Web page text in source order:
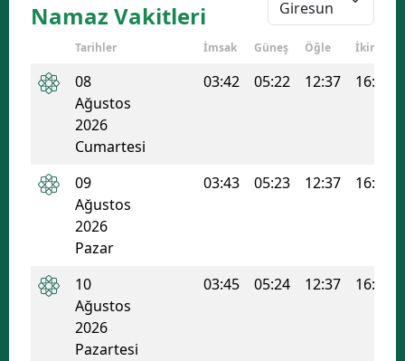
Denizli
Diyarbakır
Erzincan
Namaz Vakitleri
Tarihler İmsak Güneş Öğle İkindi
08
Ağustos
2026
Cumartesi
03:42 05:22 12:37 16:29
09
Ağustos
2026
Pazar
03:43 05:23 12:37 16:29
10
Ağustos
2026
Pazartesi
03:45 05:24 12:37 16:28